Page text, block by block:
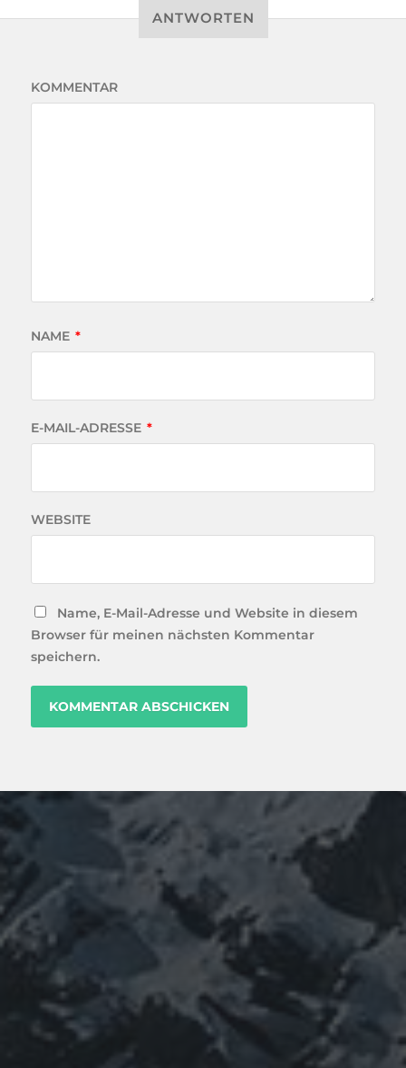
ANTWORTEN
KOMMENTAR
NAME *
E-MAIL-ADRESSE *
WEBSITE
Name, E-Mail-Adresse und Website in diesem
Browser für meinen nächsten Kommentar
speichern.